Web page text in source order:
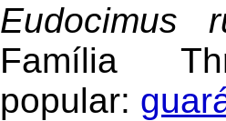
Eudocimus
Família
popular: